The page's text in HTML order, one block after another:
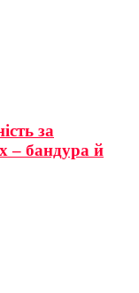
за
– бандура й